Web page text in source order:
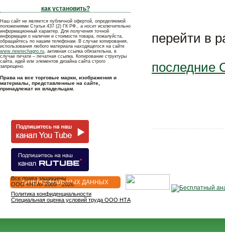
как установить?
Наш сайт не является публичной офертой, определяемой
положениями Статьи 437 (2) ГК РФ., а носит исключительно
информационный характер. Для получения точной
информации о наличии и стоимости товара, пожалуйста,
обращайтесь по нашим телефонам. В случае копирования,
использования любого материала находящегося на сайте
www.newtechagro.ru, активная ссылка обязательна, в
случае печати – печатная ссылка. Копирование структуры
сайта, идей или элементов дизайна сайта строго
запрещено.
Права на все торговые марки, изображения и
материалы, представленные на сайте,
принадлежат их владельцам.
перейти в
последние
О ПЕРСОНАЛЬНЫХ ДАННЫХ
Все права защищены
OOO «НТА» 2005 - 2026
Политика конфиденциальности
Специальная оценка условий труда ООО НТА